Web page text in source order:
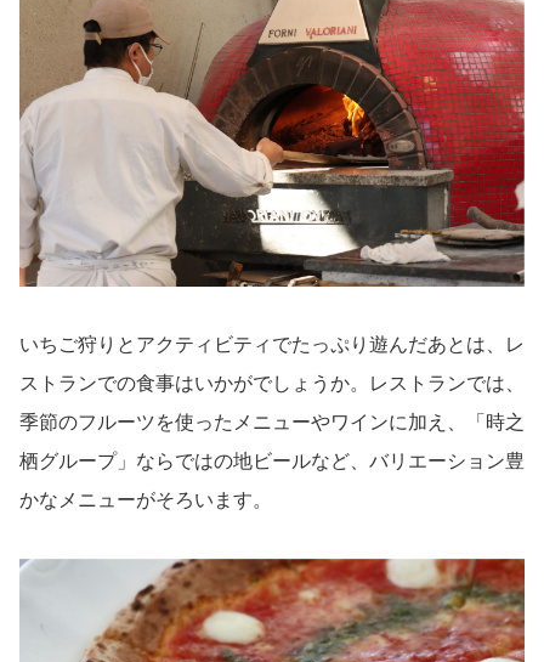
いちご狩りとアクティビティでたっぷり遊んだあとは、レ
ストランでの食事はいかがでしょうか。レストランでは、
季節のフルーツを使ったメニューやワインに加え、「時之
栖グループ」ならではの地ビールなど、バリエーション豊
かなメニューがそろいます。